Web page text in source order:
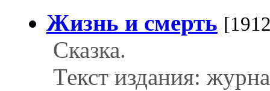
Жизнь и смерть
Сказка.
Текст издания: